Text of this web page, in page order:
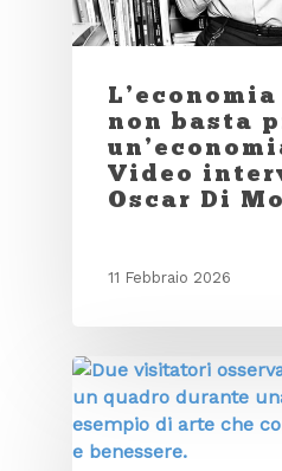
non basta
Video
Oscar Di
11 Febbraio 2026